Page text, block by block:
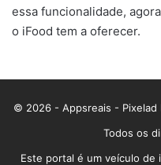
essa funcionalidade,
o iFood tem a oferecer.
© 2026 - Appsreais - Pixelad
Todos os
Este portal é um veículo de